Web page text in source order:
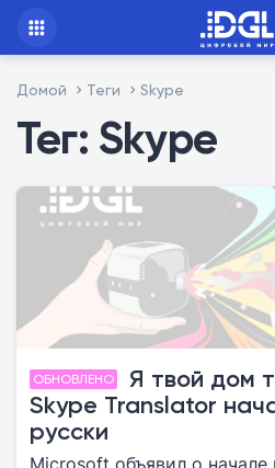
Домой Теги Skype
Тег: Skype
ОБНОВЛЕНО
Я твой дом
Skype Translator
русски